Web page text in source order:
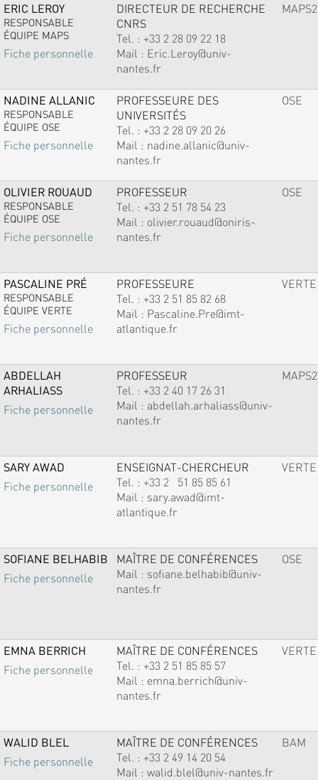
ERIC LEROY
RESPONSABLE
ÉQUIPE MAPS
Fiche personnelle
DIRECTEUR DE RECHERCHE
CNRS
Tel. : +33 2 28 09 22 18
Mail : Eric.Leroy@univ-
nantes.fr
MAPS2
NADINE ALLANIC
RESPONSABLE
ÉQUIPE OSE
Fiche personnelle
PROFESSEURE DES
UNIVERSITÉS
Tel. : +33 2 28 09 20 26
Mail : nadine.allanic@univ-
nantes.fr
OSE
OLIVIER ROUAUD
RESPONSABLE
ÉQUIPE OSE
Fiche personnelle
PROFESSEUR
Tel. : +33 2 51 78 54 23
Mail : olivier.rouaud@oniris-
nantes.fr
OSE
PASCALINE PRÉ
RESPONSABLE
ÉQUIPE VERTE
Fiche personnelle
PROFESSEURE
Tel. : +33 2 51 85 82 68
Mail : Pascaline.Pre@imt-
atlantique.fr
VERTE
ABDELLAH
ARHALIASS
Fiche personnelle
PROFESSEUR
Tel. : +33 2 40 17 26 31
Mail : abdellah.arhaliass@univ-
nantes.fr
MAPS2
SARY AWAD
Fiche personnelle
ENSEIGNAT-CHERCHEUR
Tel. : +33 2 51 85 85 61
Mail : sary.awad@imt-
atlantique.fr
VERTE
SOFIANE BELHABIB
Fiche personnelle
MAÎTRE DE CONFÉRENCES
Mail : sofiane.belhabib@univ-
nantes.fr
OSE
EMNA BERRICH
Fiche personnelle
MAÎTRE DE CONFÉRENCES
Tel. : +33 2 51 85 85 57
Mail : emna.berrich@univ-
nantes.fr
VERTE
WALID BLEL
Fiche personnelle
MAÎTRE DE CONFÉRENCES
Tel. : +33 2 49 14 20 54
Mail : walid.blel@univ-nantes.fr
BAM